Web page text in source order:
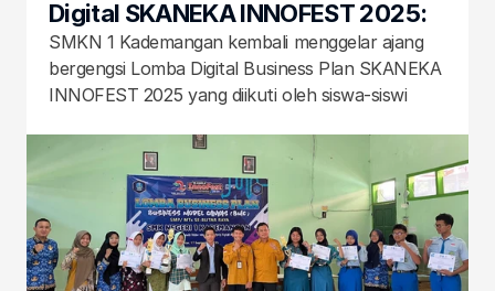
Digital SKANEKA INNOFEST 2025:
Wadah Kreativitas Anak Muda
Blitar Raya
SMKN 1 Kademangan kembali menggelar ajang
bergengsi Lomba Digital Business Plan SKANEKA
INNOFEST 2025 yang diikuti oleh siswa-siswi
untuk mencari bibit unggul yang memiliki minat
dan bakat dalam bidang kewirausahaan digital,
sekaligus memperkenalkan jurusan Bisnis Digital
yang tersedia di SMKN 1 Kademangan.